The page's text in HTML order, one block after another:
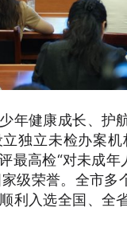
年健康成长、护
独立未检办案
最高检“对未成
级荣誉。全市
利入选全国、全